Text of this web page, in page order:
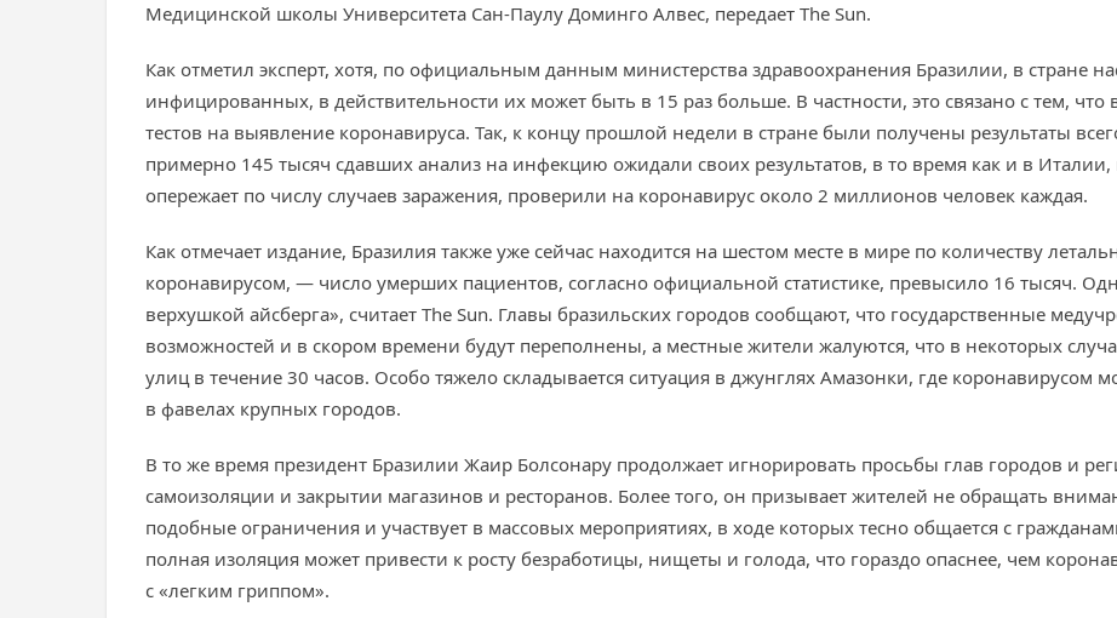
Медицинской школы Университета Сан-Паулу Доминго Алвес, передает The Sun.
Как отметил эксперт, хотя, по официальным данным министерства здравоохранения Бразилии, в стране
инфицированных, в действительности их может быть в 15 раз больше. В частности, это связано с тем, что
тестов на выявление коронавируса. Так, к концу прошлой недели в стране были получены результаты
примерно 145 тысяч сдавших анализ на инфекцию ожидали своих результатов, в то время как и в
опережает по числу случаев заражения, проверили на коронавирус около 2 миллионов человек каждая.
Как отмечает издание, Бразилия также уже сейчас находится на шестом месте в мире по количеству
коронавирусом, — число умерших пациентов, согласно официальной статистике, превысило 16 тысяч.
верхушкой айсберга», считает The Sun. Главы бразильских городов сообщают, что государственные
возможностей и в скором времени будут переполнены, а местные жители жалуются, что в некоторых
улиц в течение 30 часов. Особо тяжело складывается ситуация в джунглях Амазонки, где коронавирусом
в фавелах крупных городов.
В то же время президент Бразилии Жаир Болсонару продолжает игнорировать просьбы глав городов и
самоизоляции и закрытии магазинов и ресторанов. Более того, он призывает жителей не обращать
подобные ограничения и участвует в массовых мероприятиях, в ходе которых тесно общается с
полная изоляция может привести к росту безработицы, нищеты и голода, что гораздо опаснее, чем
с «легким гриппом».